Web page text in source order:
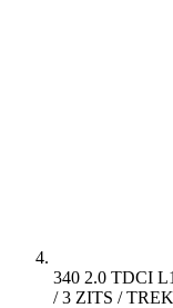
340 2.0 TDCI
/ 3 ZITS /